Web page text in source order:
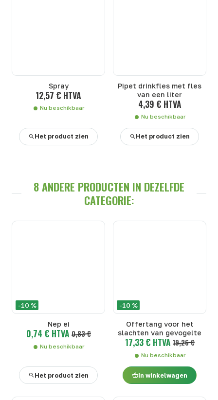
Spray
12,57 € HTVA
Nu beschikbaar
Het product zien
Pipet drinkfles met fles
van een liter
4,39 € HTVA
Nu beschikbaar
Het product zien
8 ANDERE PRODUCTEN IN DEZELFDE
CATEGORIE:
-10 %
Nep ei
0,74 € HTVA 0,83 €
Nu beschikbaar
Het product zien
-10 %
Offertang voor het
slachten van gevogelte
17,33 € HTVA 19,26 €
Nu beschikbaar
In winkelwagen